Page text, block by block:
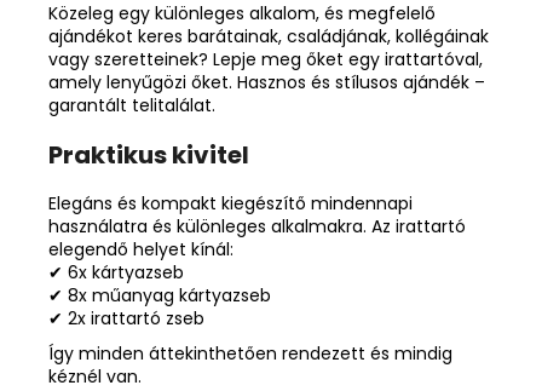
Közeleg egy különleges alkalom, és megfelelő
ajándékot keres barátainak, családjának, kollégáinak
vagy szeretteinek? Lepje meg őket egy irattartóval,
amely lenyűgözi őket. Hasznos és stílusos ajándék –
garantált telitalálat.
Praktikus kivitel
Elegáns és kompakt kiegészítő mindennapi
használatra és különleges alkalmakra. Az irattartó
elegendő helyet kínál:
✔ 6x kártyazseb
✔ 8x műanyag kártyazseb
✔ 2x irattartó zseb
Így minden áttekinthetően rendezett és mindig
kéznél van.